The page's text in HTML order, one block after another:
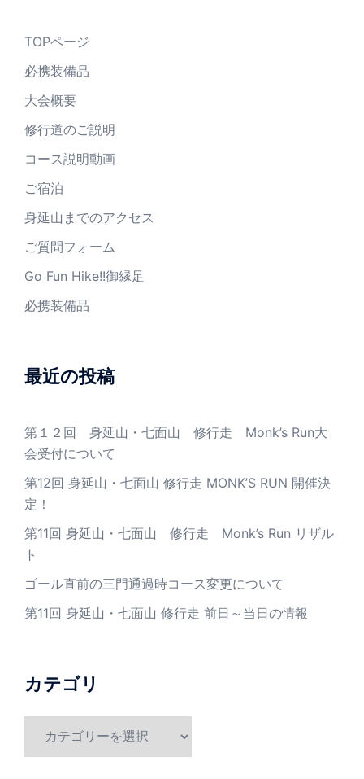
TOPページ
必携装備品
大会概要
修行道のご説明
コース説明動画
ご宿泊
身延山までのアクセス
ご質問フォーム
Go Fun Hike!!御縁足
必携装備品
最近の投稿
第１２回 身延山・七面山 修行走 Monk’s Run大
会受付について
第12回 身延山・七面山 修行走 MONK’S RUN 開催決
定！
第11回 身延山・七面山 修行走 Monk’s Run リザル
ト
ゴール直前の三門通過時コース変更について
第11回 身延山・七面山 修行走 前日～当日の情報
カテゴリ